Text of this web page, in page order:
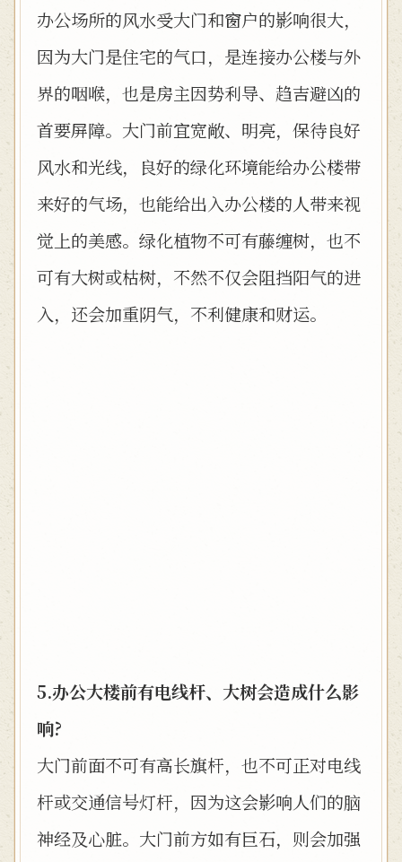
办公场所的风水受大门和窗户的影响很大，
因为大门是住宅的气口，是连接办公楼与外
界的咽喉，也是房主因势利导、趋吉避凶的
首要屏障。大门前宜宽敞、明亮，保待良好
风水和光线，良好的绿化环境能给办公楼带
来好的气场，也能给出入办公楼的人带来视
觉上的美感。绿化植物不可有藤缠树，也不
可有大树或枯树，不然不仅会阻挡阳气的进
入，还会加重阴气，不利健康和财运。
5.办公大楼前有电线杆、大树会造成什么影
响?
大门前面不可有高长旗杆，也不可正对电线
杆或交通信号灯杆，因为这会影响人们的脑
神经及心脏。大门前方如有巨石，则会加强